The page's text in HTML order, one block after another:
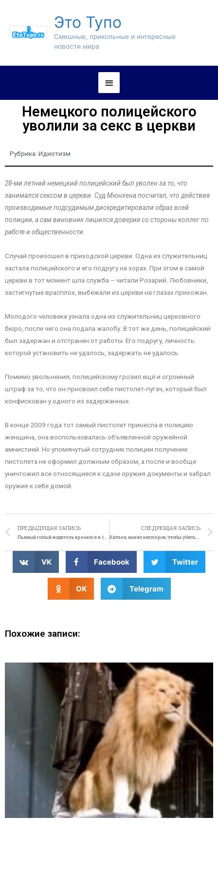
Это Тупо
Смешные, прикольные и интересные
новости мира
Немецкого полицейского
уволили за секс в церкви
Рубрика: Идиотизм
28-ми летний немецкий полицейский был уволен за то, что
занимался сексом в церкви. Суд Мюнхена посчитал, что действия
производимые подсудимым дискредитировали образ всей
полиции, а сам виновник лишился доверия со стороны коллег по
работе и общественности.
Случай произошел в приходской церкви. Одна из служительниц
застала полицейского и его подругу на хорах. При этом в самой
церкви в тот момент шла служба – читали Розарий. Любовники,
застигнутые врасплох, выбежали из церкви на глазах прихожан.
Молодого человека узнала одна из служительниц церковного
бюро, после чего она подала жалобу. В тот же день, полицейский
был задержан и отстранен от работы. Его подругу, личность
которой установить не удалось, задержать не удалось.
Помимо увольнения, полицейскому грозил ещё и огромный
штраф за то, что он присвоил себе пистолет-пугач, который был
конфискован у одного из задержанных.
В конце 2009 года тот самый пистолет принесла в полицию
женщина, она воспользовалась объявленной оружейной
амнистией. Но упомянутый сотрудник полиции получение
пистолета не оформил должным образом, а после и вообще
уничтожил все относящиеся к сдаче оружия документы и забрал
оружие к себе домой.
ПРЕДЫДУЩАЯ ЗАПИСЬ
Пьяный голый водитель врезался в 17 машин
СЛЕДУЮЩАЯ ЗАПИСЬ
Китаец нанял киллеров, чтобы убить своего сына в компьютерной игре
VK Facebook Twitter
OK Telegram
Похожие записи: